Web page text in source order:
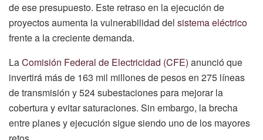
de ese presupuesto. Este retraso en la ejecución de
proyectos aumenta la vulnerabilidad del sistema eléctrico
frente a la creciente demanda.
LaComisión Federal de Electricidad (CFE) anunció que
invertirá más de 163 mil millones de pesos en 275 líneas
de transmisión y 524 subestaciones para mejorar la
cobertura y evitar saturaciones. Sin embargo, la brecha
entre planes y ejecución sigue siendo uno de los mayores